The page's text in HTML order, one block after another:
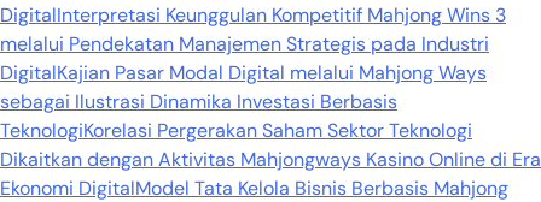
DigitalInterpretasi Keunggulan Kompetitif Mahjong Wins 3
melalui Pendekatan Manajemen Strategis pada Industri
DigitalKajian Pasar Modal Digital melalui Mahjong Ways
sebagai Ilustrasi Dinamika Investasi Berbasis
TeknologiKorelasi Pergerakan Saham Sektor Teknologi
Dikaitkan dengan Aktivitas Mahjongways Kasino Online di Era
Ekonomi DigitalModel Tata Kelola Bisnis Berbasis Mahjong